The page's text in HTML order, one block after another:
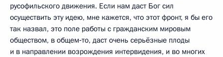
русофильского движения. Если нам даст Бог сил
осуществить эту идею, мне кажется, что этот фронт, я бы его
так назвал, это поле работы с гражданским мировым
обществом, в общем‑то, даст очень серьёзные плоды
и в направлении возрождения интервидения, и во многих